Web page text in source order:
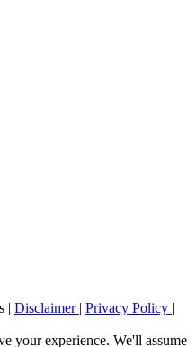
| Disclaimer | Privacy Policy |
your experience. We'll assume